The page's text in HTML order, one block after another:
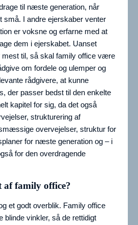
til næste generation, når
små. I andre ejerskaber venter
er voksne og erfarne med at
dem i ejerskabet. Uanset
mest til, så skal family office være
om fordele og ulemper og
rådgivere, at kunne
der passer bedst til den enkelte
kapitel for sig, da det også
strukturering af
overvejelser, struktur for
for næste generation og – i
for den overdragende
family office?
et godt overblik. Family office
blinde vinkler, så de rettidigt